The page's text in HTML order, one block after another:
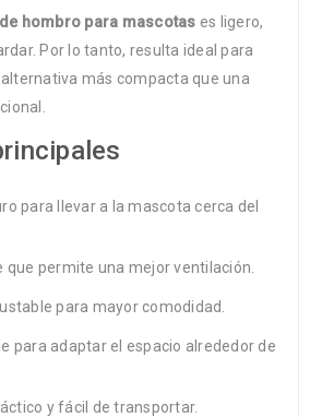
hombro para mascotas es ligero,
Por lo tanto, resulta ideal para
más compacta que una
para llevar a la mascota cerca del
que permite una mejor ventilación.
para mayor comodidad.
para adaptar el espacio alrededor de
y fácil de transportar.